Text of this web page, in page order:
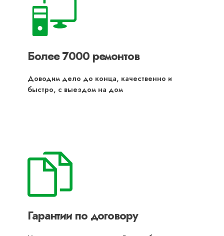
Более 7000 ремонтов
Доводим дело до конца, качественно и
быстро, с выездом на дом
Гарантии по договору